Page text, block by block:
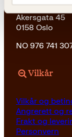
Kagge Forlag
Akersgata 45
0158 Oslo
NO 976 741
Vilkår
Vilkår og
Angrerett og
Frakt og
Personvern